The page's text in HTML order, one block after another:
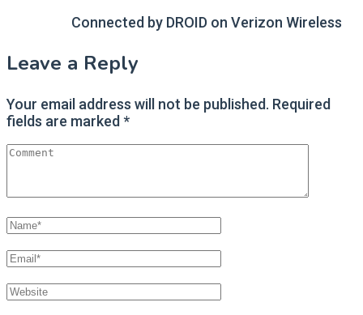
Connected by DROID on Verizon Wireless
Leave a Reply
Your email address will not be published. Required
fields are marked *